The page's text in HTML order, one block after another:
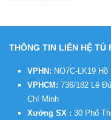
THÔNG TIN LIÊN HỆ TỦ
VPHN: NO7C-LK19
VPHCM: 736/182 Lê
Chí Minh
Xưởng SX : 30 Phố